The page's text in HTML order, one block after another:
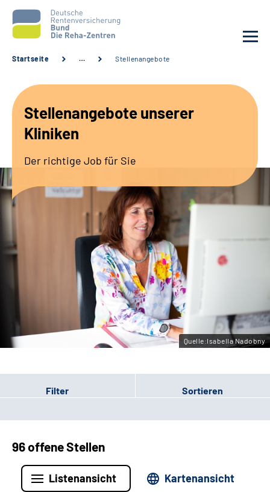
Unsere Kliniken
Sozialdienste & Zuweisende
Erweiterte Suche
Gebärdensprache
Leichte Sprache
Startseite … Stellenangebote
Stellenangebote unserer
Kliniken
Der richtige Job für Sie
Quelle:Isabella Nadobny
Filter Sortieren
96 offene Stellen
Listenansicht Kartenansicht